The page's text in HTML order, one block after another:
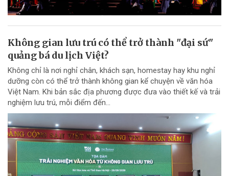
Không gian lưu trú có thể trở thành "đại sứ"
quảng bá du lịch Việt?
Không chỉ là nơi nghỉ chân, khách sạn, homestay hay khu nghỉ
dưỡng còn có thể trở thành không gian kể chuyện về văn hóa
Việt Nam. Khi bản sắc địa phương được đưa vào thiết kế và trải
nghiệm lưu trú, mỗi điểm đến...